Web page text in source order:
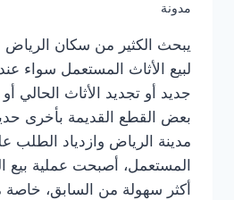
مدونة
يبحث الكثير من سكان
لبيع الأثاث المستعمل سواء
جديد أو تجديد الأثاث الحالي
بعض القطع القديمة بأخرى
مدينة الرياض وازدياد الطلب
المستعمل، أصبحت عملية
أكثر سهولة من السابق، خاصة